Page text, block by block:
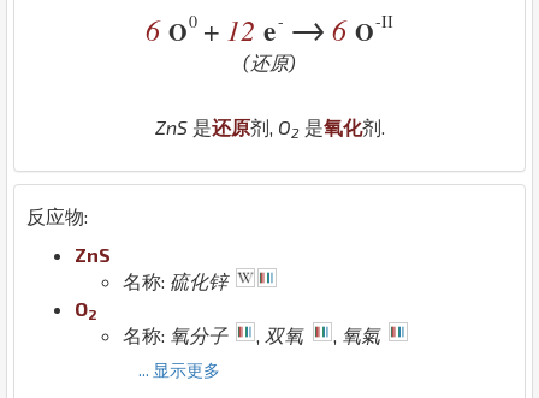
6 O0 + 12 e- → 6 O-II
(还原)
ZnS是还原剂, O2是氧化剂.
反应物:
ZnS
名称: 硫化锌
O2
名称: 氧分子 双氧 氧氣
... 显示更多